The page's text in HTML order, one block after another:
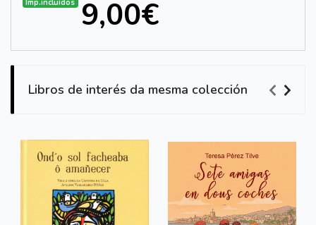
Imp.incluídos 9,00€
Libros de interés da mesma colección